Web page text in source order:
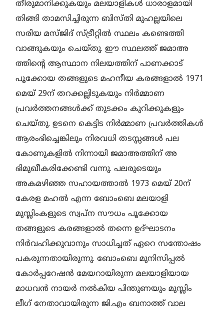
തീരുമാനിക്കുകയും മലയാളികള്‍ ധാരാളമായി
തിങ്ങി താമസിച്ചിരുന്ന ബിസ്തി മുഹല്ലയിലെ
സരിയ മസ്ജിദ് സ്ട്രീറ്റില്‍ സ്ഥലം കണ്ടെത്തി
വാങ്ങുകയും ചെയ്തു. ഈ സ്ഥലത്ത് ജമാഅ
ത്തിന്റെ ആസ്ഥാന നിലയത്തിന് പാണക്കാട്
പൂക്കോയ തങ്ങളുടെ മഹനീയ കരങ്ങളാല്‍ 1971
മെയ് 29ന് തറക്കല്ലിടുകയും നിര്‍മ്മാണ
പ്രവര്‍ത്തനങ്ങള്‍ക്ക് തുടക്കം കുറിക്കുകളും
ചെയ്തു. ഉടനെ കെട്ടിട നിര്‍മ്മാണ പ്രവര്‍ത്തികള്‍
ആരംഭിച്ചെങ്കിലും നിരവധി തടസ്സങ്ങള്‍ പല
കോണുകളില്‍ നിന്നായി ജമാഅത്തിന് അ
ഭിമുഖീകരിക്കേണ്ടി വന്നു. പലരുടെയും
അകമഴിഞ്ഞ സഹായത്താല്‍ 1973 മെയ് 20ന്
കേരള മഹല്‍ എന്ന ബോംബെ മലയാളി
മുസ്ലിംകളുടെ സ്വപ്ന സൗധം പൂക്കോയ
തങ്ങളുടെ കരങ്ങളാല്‍ തന്നെ ഉദ്ഘാടനം
നിര്‍വഹിക്കുവാനും സാധിച്ചത് ഏറെ സന്തോഷം
പകരുന്നതായിരുന്നു. ബോംബെ മുനിസിപ്പല്‍
കോര്‍പ്പറേഷന്‍ മേയറായിരുന്ന മലയാളിയായ
മാധവന്‍ നായര്‍ നല്‍കിയ പിന്തുണയും മുസ്ലിം
ലീഗ് നേതാവായിരുന്ന ജി.എം ബനാത്ത് വാല